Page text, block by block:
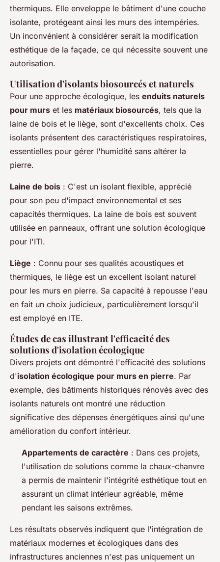
thermiques. Elle enveloppe le bâtiment d'une couche
isolante, protégeant ainsi les murs des intempéries.
Un inconvénient à considérer serait la modification
esthétique de la façade, ce qui nécessite souvent une
autorisation.
Utilisation d'isolants biosourcés et naturels
Pour une approche écologique, les enduits naturels
pour murs et les matériaux biosourcés, tels que la
laine de bois et le liège, sont d'excellents choix. Ces
isolants présentent des caractéristiques respiratoires,
essentielles pour gérer l'humidité sans altérer la
pierre.
Laine de bois : C'est un isolant flexible, apprécié
pour son peu d'impact environnemental et ses
capacités thermiques. La laine de bois est souvent
utilisée en panneaux, offrant une solution écologique
pour l'ITI.
Liège : Connu pour ses qualités acoustiques et
thermiques, le liège est un excellent isolant naturel
pour les murs en pierre. Sa capacité à repousse l'eau
en fait un choix judicieux, particulièrement lorsqu'il
est employé en ITE.
Études de cas illustrant l'efficacité des
solutions d'isolation écologique
Divers projets ont démontré l'efficacité des solutions
d'isolation écologique pour murs en pierre. Par
exemple, des bâtiments historiques rénovés avec des
isolants naturels ont montré une réduction
significative des dépenses énergétiques ainsi qu'une
amélioration du confort intérieur.
Appartements de caractère : Dans ces projets,
l'utilisation de solutions comme la chaux-chanvre
a permis de maintenir l'intégrité esthétique tout en
assurant un climat intérieur agréable, même
pendant les saisons extrêmes.
Les résultats observés indiquent que l'intégration de
matériaux modernes et écologiques dans des
infrastructures anciennes n'est pas uniquement un